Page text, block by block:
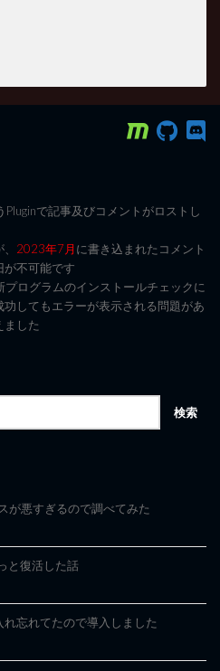
Pluginで記事及びコメントがロストし
2023年7月に書き込まれたコメント
が不可能です
ログラムのインストールチェックに
してもエラーが表示される問題があ
ました
が悪すぎるので調べてみた
と復活した話
忘れてたので導入しました